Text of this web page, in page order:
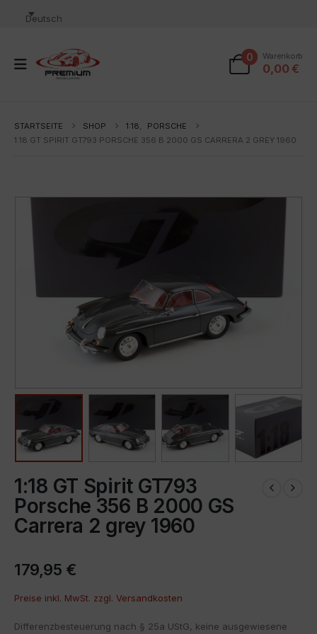
Deutsch
0 Warenkorb
0,00 €
STARTSEITE SHOP 1:18,
PORSCHE
1:18 GT SPIRIT GT793 PORSCHE 356 B 2000 GS CARRERA 2 GREY 1960
1:18 GT Spirit GT793
Porsche 356 B 2000 GS
Carrera 2 grey 1960
179,95 €
Preise inkl. MwSt. zzgl. Versandkosten
Differenzbesteuerung nach § 25a UStG, keine ausgewiesene